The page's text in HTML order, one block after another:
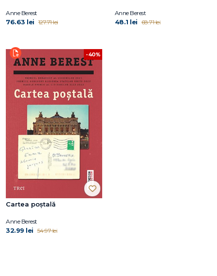
Anne Berest
76.63 lei 127.71 lei
Anne Berest
48.1 lei 68.71 lei
-40%
Cartea poștală
Anne Berest
32.99 lei 54.97 lei